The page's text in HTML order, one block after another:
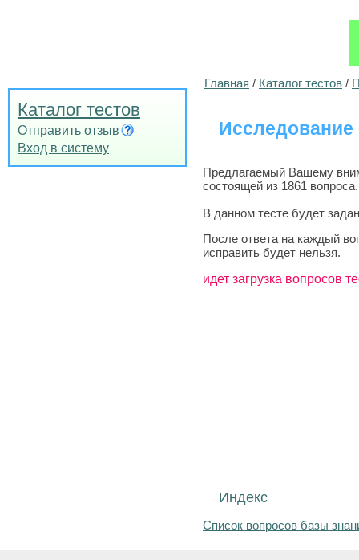
Каталог тестов
Отправить отзыв
Вход в систему
Главная / Каталог тестов /
Исследование
Предлагаемый Вашему
состоящей из 1861 вопроса.
В данном тесте будет
После ответа на каждый
исправить будет нельзя.
идет загрузка вопросов
Индекс
Список вопросов базы